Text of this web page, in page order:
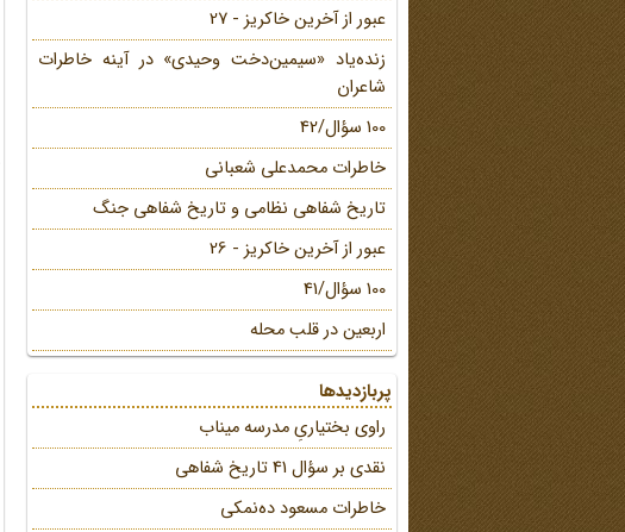
عبور از آخرین خاکریز - 27
زنده‌یاد «سیمین‌دخت وحیدی» در آینه خاطرات
شاعران
100 سؤال/42
خاطرات محمد‌علی شعبانی
تاریخ شفاهی نظامی و تاریخ شفاهی جنگ
عبور از آخرین خاکریز - 26
100 سؤال/41
اربعین در قلب محله
پربازدیدها
راوی بختیاریِ مدرسه میناب
نقدی بر سؤال 41 تاریخ شفاهی
خاطرات مسعود ده‌نمکی